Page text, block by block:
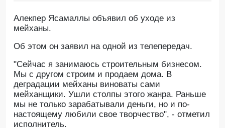
Алекпер Ясамаллы объявил об уходе из
мейханы.
Oб этом он заявил на одной из телепередач.
"Сейчас я занимаюсь строительным бизнесом.
Мы с другом строим и продаем дома. В
деградации мейханы виноваты сами
мейханщики. Ушли столпы этого жанра. Раньше
мы не только зарабатывали деньги, но и по-
настоящему любили свое творчество", - отметил
исполнитель.